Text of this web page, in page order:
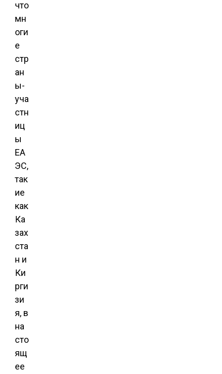
что
мн
оги
е
стр
ан
ы-
уча
стн
иц
ы
ЕА
ЭС,
так
ие
как
Ка
зах
ста
н и
Ки
рги
зи
я, в
на
сто
ящ
ее